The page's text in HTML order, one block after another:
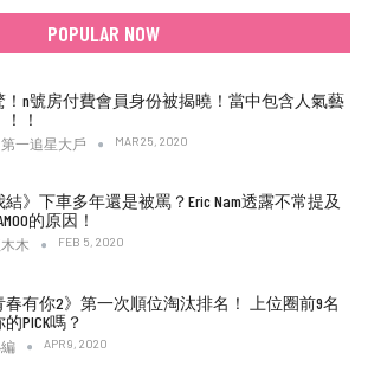
POPULAR NOW
！n號房付費會員身份被揭曉！當中包含人氣藝
！！
一追星大戶 MAR 25, 2020
結》下車多年還是被罵？Eric Nam透露不常提及
的原因！
木 FEB 5, 2020
春有你2》第一次順位淘汰排名！ 上位圈前9名
PICK嗎？
APR 9, 2020